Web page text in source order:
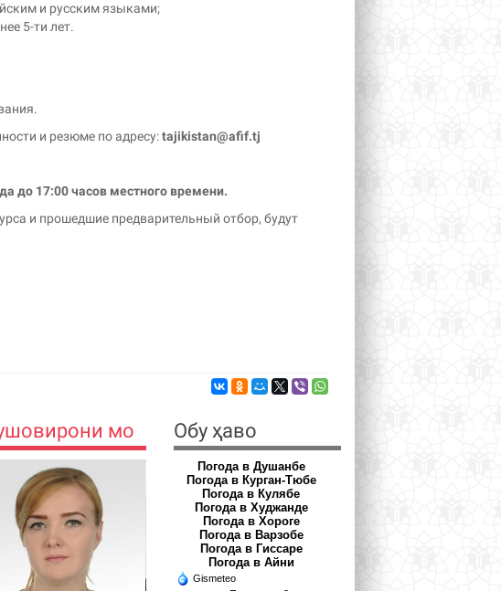
и русским языками;
5-ти лет.
и резюме по адресу:tajikistan@afif.tj
до 17:00 часов местного времени.
и прошедшие предварительный отбор, будут
мо Обу ҳаво
Погода в Душанбе
Погода в Курган-Тюбе
Погода в Кулябе
Погода в Худжанде
Погода в Хороге
Погода в Варзобе
Погода в Гиссаре
Погода в Айни
Gismeteo